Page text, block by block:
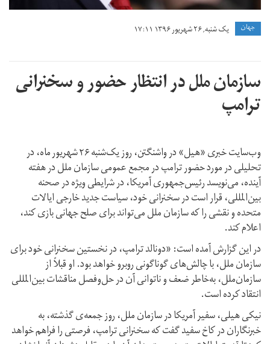
جهان یک شنبه, ۲۶ شهریور ۱۳۹۶ ۱۷:۱۱
سازمان ملل در انتظار حضور و سخنرانی
ترامپ
وب‌سایت خبری «هیل» در واشنگتن، روز یک‌شنبه ۲۶ شهریور ماه، در
تحلیلی در مورد حضور ترامپ در مجمع عمومی سازمان ملل در هفته
آینده، می‌نویسد رئیس‌جمهوری آمریکا، در شرایطی ویژه‌ در صحنه
بین‌المللی، قرار است در سخنرانی خود، سیاست جدید خارجی ایالات
متحده و نقشی را که سازمان ملل می‌تواند برای صلح جهانی بازی کند،
اعلام کند.
در این گزارش آمده است: «دونالد ترامپ، در نخستین سخنرانی خود برای
سازمان ملل، با چالش‌های گوناگونی روبرو خواهد بود. او قبلاً از
سازمان‌ملل، به‌خاطر ضعف و ناتوانی آن در حل‌و‌فصل مناقشات بین‌المللی
انتقاد کرده است.
نیکی هیلی، سفیر آمریکا در سازمان ملل، روز جمعه‌ی گذشته، به
خبرنگاران در کاخ سفید گفت که سخنرانی ترامپ، فرصتی را فراهم خواهد